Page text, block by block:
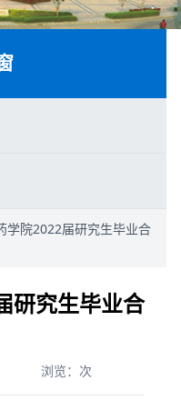
学院2022届研究生毕业合
研究生毕业合
浏览： 次